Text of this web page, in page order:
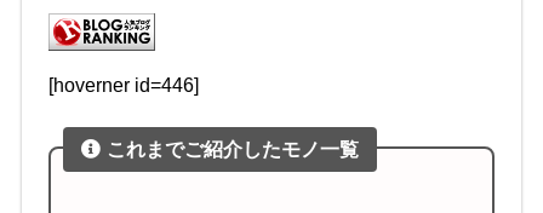
[hoverner id=446]
これまでご紹介したモノ一覧